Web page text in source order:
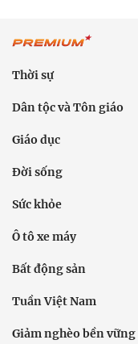
Thời sự
Dân tộc và Tôn giáo
Giáo dục
Đời sống
Sức khỏe
Ô tô xe máy
Bất động sản
Tuần Việt Nam
Giảm nghèo bền vững